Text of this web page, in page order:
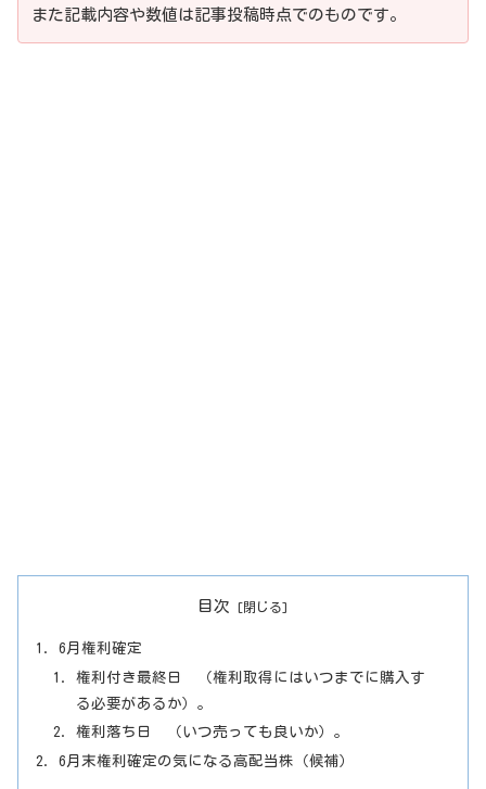
また記載内容や数値は記事投稿時点でのものです。
目次
6月権利確定
権利付き最終日 （権利取得にはいつまでに購入す
る必要があるか）。
権利落ち日 （いつ売っても良いか）。
6月末権利確定の気になる高配当株（候補）